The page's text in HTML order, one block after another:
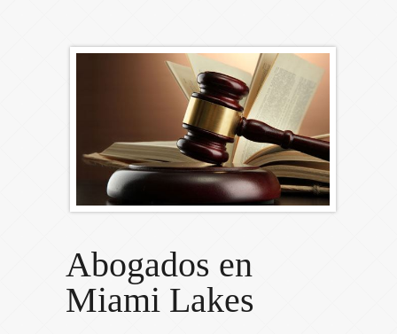
Abogados en
Miami Lakes